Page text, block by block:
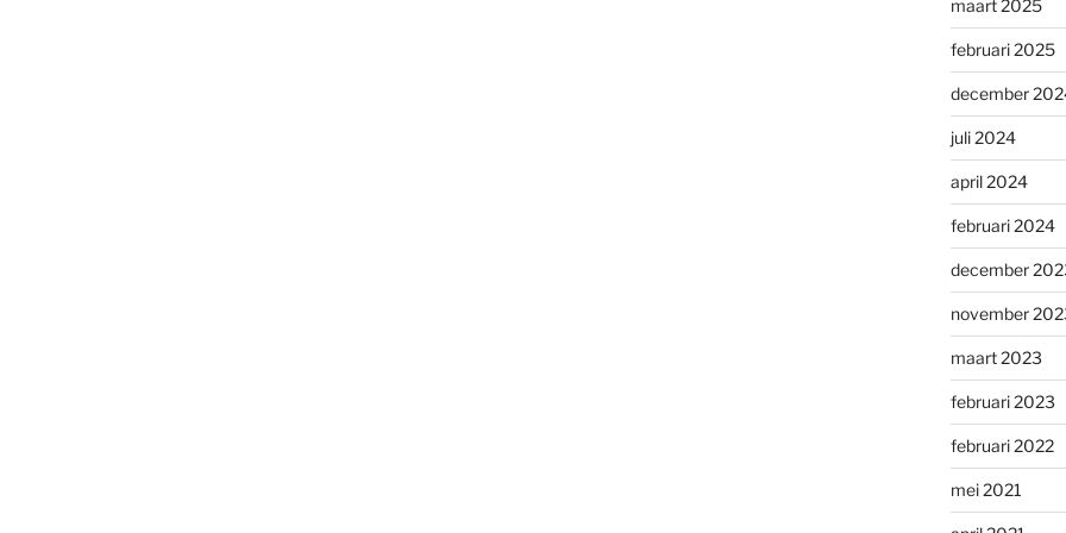
maart 2025
februari 2025
december
juli 2024
april 2024
februari 2024
december
november
maart 2023
februari 2023
februari 2022
mei 2021